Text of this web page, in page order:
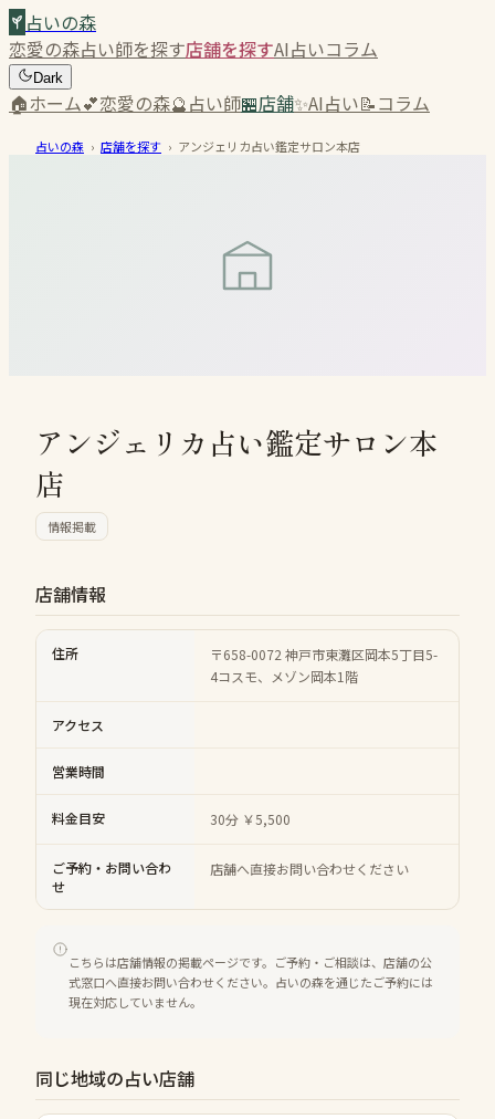
占いの森
恋愛の森占い師を探す店舗を探すAI占いコラム
Dark
🏠ホーム💕恋愛の森🔮占い師🏪店舗✨AI占い📝コラム
占いの森 › 店舗を探す › アンジェリカ占い鑑定サロン本店
アンジェリカ占い鑑定サロン本
店
情報掲載
店舗情報
住所
〒658-0072 神戸市東灘区岡本5丁目5-
4コスモ、メゾン岡本1階
アクセス
営業時間
料金目安 30分 ￥5,500
ご予約・お問い合わ
せ
店舗へ直接お問い合わせください
こちらは店舗情報の掲載ページです。ご予約・ご相談は、店舗の公
式窓口へ直接お問い合わせください。占いの森を通じたご予約には
現在対応していません。
同じ地域の占い店舗